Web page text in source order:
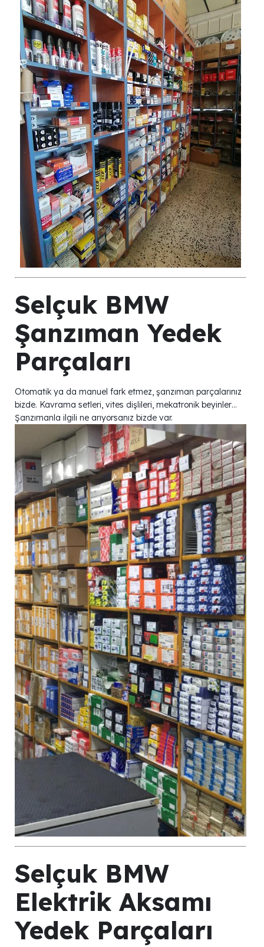
Selçuk BMW
Şanzıman Yedek
Parçaları
Otomatik ya da manuel fark etmez, şanzıman parçalarınız
bizde. Kavrama setleri, vites dişlileri, mekatronik beyinler…
Şanzımanla ilgili ne arıyorsanız bizde var.
Selçuk BMW
Elektrik Aksamı
Yedek Parçaları